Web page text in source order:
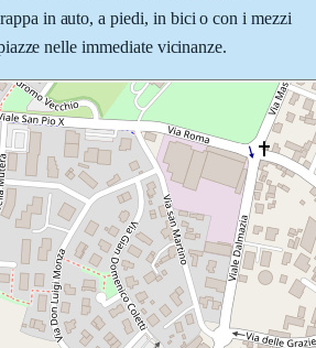
in auto, a piedi, in bici o con i mezzi
nelle immediate vicinanze.